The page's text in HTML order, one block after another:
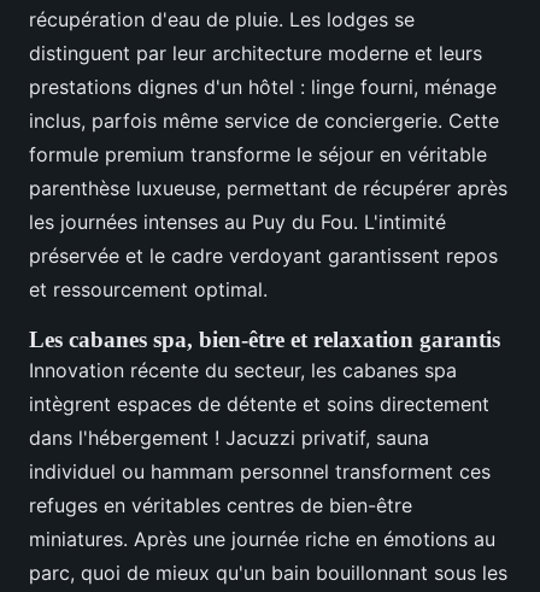
récupération d'eau de pluie. Les lodges se
distinguent par leur architecture moderne et leurs
prestations dignes d'un hôtel : linge fourni, ménage
inclus, parfois même service de conciergerie. Cette
formule premium transforme le séjour en véritable
parenthèse luxueuse, permettant de récupérer après
les journées intenses au Puy du Fou. L'intimité
préservée et le cadre verdoyant garantissent repos
et ressourcement optimal.
Les cabanes spa, bien-être et relaxation garantis
Innovation récente du secteur, les cabanes spa
intègrent espaces de détente et soins directement
dans l'hébergement ! Jacuzzi privatif, sauna
individuel ou hammam personnel transforment ces
refuges en véritables centres de bien-être
miniatures. Après une journée riche en émotions au
parc, quoi de mieux qu'un bain bouillonnant sous les